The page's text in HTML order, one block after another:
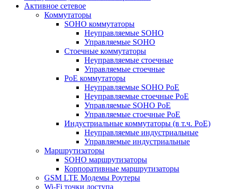
Активное сетевое
Коммутаторы
SOHO коммутаторы
Неуправляемые SOHO
Управляемые SOHO
Стоечные коммутаторы
Неуправляемые стоечные
Управляемые стоечные
PoE коммутаторы
Неуправляемые SOHO PoE
Неуправляемые стоечные PoE
Управляемые SOHO PoE
Управляемые стоечные PoE
Индустриальные коммутаторы (в т.ч. РоЕ)
Неуправляемые индустриальные
Управляемые индустриальные
Маршрутизаторы
SOHO маршрутизаторы
Корпоративные маршрутизаторы
GSM LTE Модемы Роутеры
Wi-Fi точки доступа